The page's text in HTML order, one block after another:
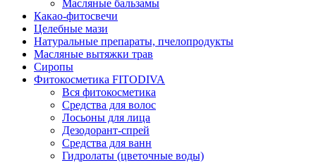
Масляные бальзамы
Какао-фитосвечи
Целебные мази
Натуральные препараты, пчелопродукты
Масляные вытяжки трав
Сиропы
Фитокосметика FITODIVA
Вся фитокосметика
Средства для волос
Лосьоны для лица
Дезодорант-спрей
Средства для ванн
Гидролаты (цветочные воды)